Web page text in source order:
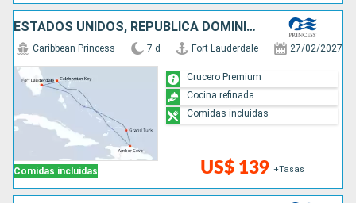
ESTADOS UNIDOS, REPÚBLICA DOMINICANA, BAHAMAS
Comidas incluidas
Caribbean Princess 7 d Fort Lauderdale 27/02/2027
US$ 139 +Tasas
Crucero Premium
Cocina refinada
Comidas incluidas